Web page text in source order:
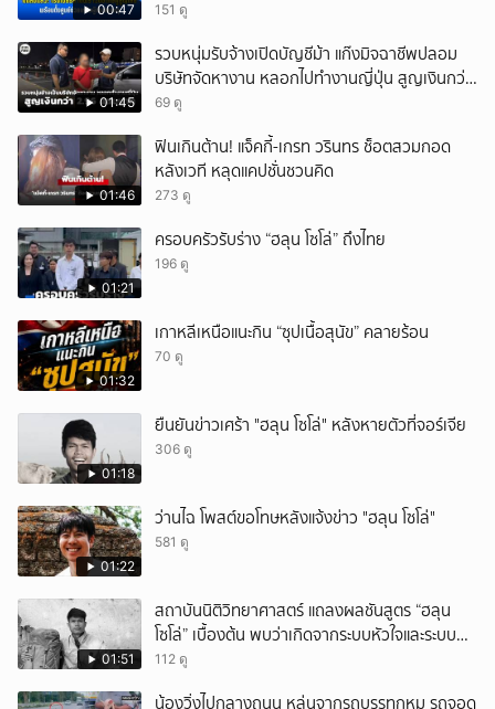
00:47 151 ดู
01:45
รวบหนุ่มรับจ้างเปิดบัญชีม้า แก๊งมิจฉาชีพปลอม
บริษัทจัดหางาน หลอกไปทำงานญี่ปุ่น สูญเงินกว่า
2.96 แสนบาท
69 ดู
01:46
ฟินเกินต้าน! แจ็คกี้-เกรท วรินทร ช็อตสวมกอด
หลังเวที หลุดแคปชั่นชวนคิด
273 ดู
01:21
ครอบครัวรับร่าง “ฮลุน โซโล่” ถึงไทย
196 ดู
01:32
เกาหลีเหนือแนะกิน “ซุปเนื้อสุนัข” คลายร้อน
70 ดู
01:18
ยืนยันข่าวเศร้า "ฮลุน โซโล่" หลังหายตัวที่จอร์เจีย
306 ดู
01:22
ว่านไฉ โพสต์ขอโทษหลังแจ้งข่าว "ฮลุน โซโล่"
581 ดู
01:51
สถาบันนิติวิทยาศาสตร์ แถลงผลชันสูตร “ฮลุน
โซโล่” เบื้องต้น พบว่าเกิดจากระบบหัวใจและระบบ
ไหลเวียนโลหิตล้มเหลว
112 ดู
น้องวิ่งไปกลางถนน หล่นจากรถบรรทุกหมู รถจอด